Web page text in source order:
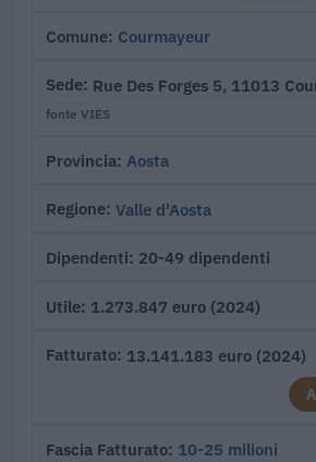
Comune Courmayeur
Sede Rue Des Forges 5, 11013
fonte VIES
Provincia Aosta
Regione Valle d'Aosta
Dipendenti 20-49 dipendenti
Utile 1.273.847 euro (2024)
Fatturato 13.141.183 euro (2024)
Fascia Fatturato 10-25 milioni